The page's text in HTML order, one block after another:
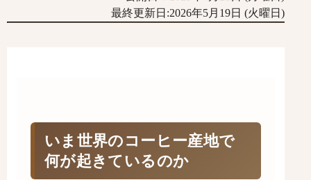
最終更新日:2026年5月19日 (火曜日)
いま世界のコーヒー産地で
何が起きているのか